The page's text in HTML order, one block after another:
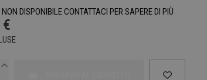
NON DISPONIBILE CONTATTACI PER SAPERE DI PIÙ
€